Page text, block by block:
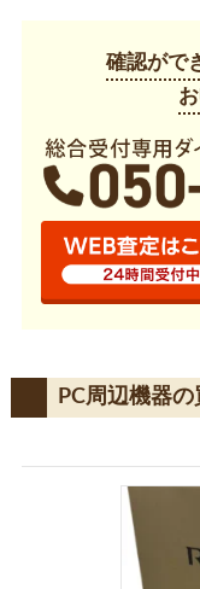
確認がで
PC周辺機器